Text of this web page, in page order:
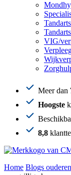
Tandarts
VIG/
Meer dan
Hoogste
8,8
Home Blogs